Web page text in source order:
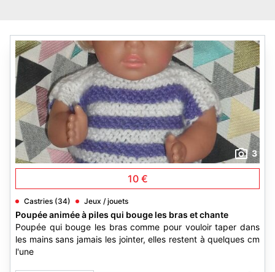
3
10 €
Castries (34) Jeux / jouets
Poupée animée à piles qui bouge les bras et chante
Poupée qui bouge les bras comme pour vouloir taper dans
les mains sans jamais les jointer, elles restent à quelques cm
l'une